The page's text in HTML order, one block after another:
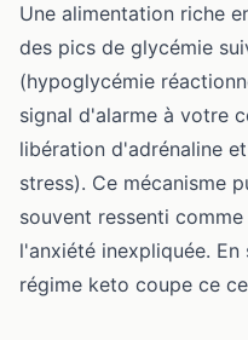
Une alimentation riche
des pics de glycémie
(hypoglycémie
signal d'alarme à votre
libération d'adrénaline
stress). Ce mécanisme
souvent ressenti
l'anxiété inexpliquée.
régime keto coupe ce